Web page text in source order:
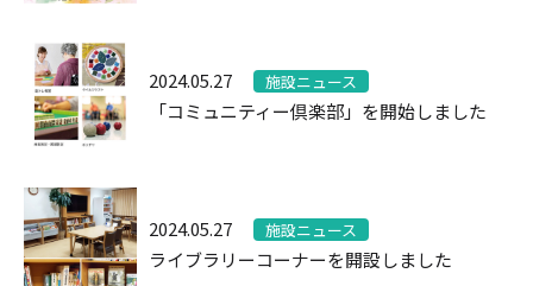
2024.05.27 施設ニュース
「コミュニティー倶楽部」を開始しました
2024.05.27 施設ニュース
ライブラリーコーナーを開設しました